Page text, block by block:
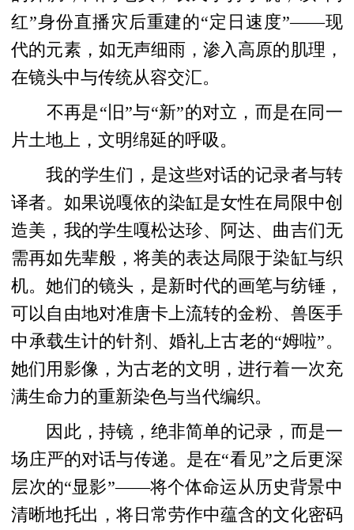
红”身份直播灾后重建的“定日速度”——现
代的元素，如无声细雨，渗入高原的肌理，
在镜头中与传统从容交汇。
不再是“旧”与“新”的对立，而是在同一
片土地上，文明绵延的呼吸。
我的学生们，是这些对话的记录者与转
译者。如果说嘎依的染缸是女性在局限中创
造美，我的学生嘎松达珍、阿达、曲吉们无
需再如先辈般，将美的表达局限于染缸与织
机。她们的镜头，是新时代的画笔与纺锤，
可以自由地对准唐卡上流转的金粉、兽医手
中承载生计的针剂、婚礼上古老的“姆啦”。
她们用影像，为古老的文明，进行着一次充
满生命力的重新染色与当代编织。
因此，持镜，绝非简单的记录，而是一
场庄严的对话与传递。是在“看见”之后更深
层次的“显影”——将个体命运从历史背景中
清晰地托出，将日常劳作中蕴含的文化密码